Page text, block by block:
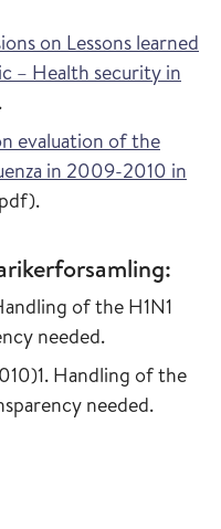
on Lessons learned
– Health security in
evaluation of the
in 2009-2010 in
of the H1N1
needed.
Handling of the
needed.